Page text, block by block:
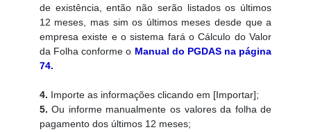
de existência, então não serão listados os últimos
12 meses, mas sim os últimos meses desde que a
empresa existe e o sistema fará o Cálculo do Valor
da Folha conforme o Manual do PGDAS na página
74.
4. Importe as informações clicando em [Importar];
5. Ou informe manualmente os valores da folha de
pagamento dos últimos 12 meses;